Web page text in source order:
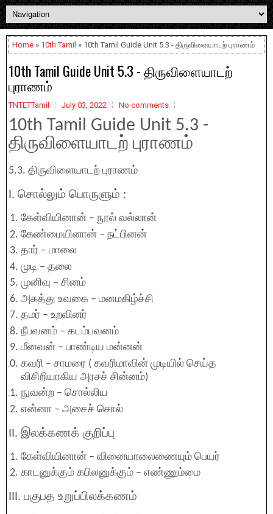
Home » 10th Tamil » 10th Tamil Guide Unit 5.3 - திருவிளையாடற் புராணம்
10th Tamil Guide Unit 5.3 - திருவிளையாடற்
புராணம்
TNTETTamil July 03, 2022 No comments
10th Tamil Guide Unit 5.3 -
திருவிளையாடற் புராணம்
5.3. திருவிளையாடற் புராணம்
I. சொல்லும் பொருளும் :
கேள்வியினான் – நூல் வல்லான்
கேண்மையினான் – நட்பினன்
தார் – மாலை
முடி – தலை
முனிவு – சினம்
அகத்து உவகை – மனமகிழ்ச்சி
தமர் – உறவினர்
நீபவனம் – கடம்பவனம்
மீனவன் – பாண்டிய மன்னன்
கவரி – சாமரை ( கவரிமாவின் முடியில் செய்த
விசிறியாகிய அரசச் சின்னம்)
நுவன்ற – சொல்லிய
என்னா – அசைச் சொல்
II. இலக்கணக் குறிப்பு
கேள்வியினான் – வினையாலைணையும் பெயர்
காடனுக்கும் கபிலனுக்கும் – எண்ணும்மை
III. பகுபத உறுப்பிலக்கணம்